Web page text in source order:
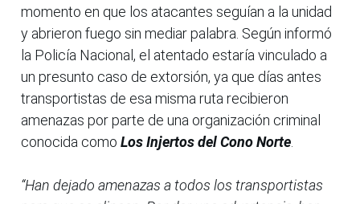
momento en que los atacantes seguían a la unidad
y abrieron fuego sin mediar palabra. Según informó
la Policía Nacional, el atentado estaría vinculado a
un presunto caso de extorsión, ya que días antes
transportistas de esa misma ruta recibieron
amenazas por parte de una organización criminal
conocida como Los Injertos del Cono Norte.
“Han dejado amenazas a todos los transportistas